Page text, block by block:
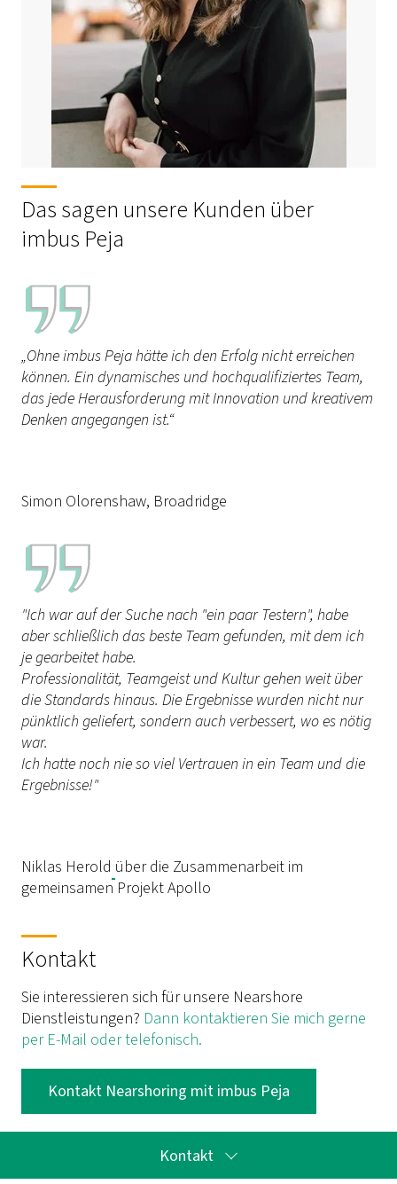
Das sagen unsere Kunden über
imbus Peja
„Ohne imbus Peja hätte ich den Erfolg nicht erreichen
können. Ein dynamisches und hochqualifiziertes Team,
das jede Herausforderung mit Innovation und kreativem
Denken angegangen ist.“
Simon Olorenshaw, Broadridge
"Ich war auf der Suche nach "ein paar Testern", habe
aber schließlich das beste Team gefunden, mit dem ich
je gearbeitet habe.
Professionalität, Teamgeist und Kultur gehen weit über
die Standards hinaus. Die Ergebnisse wurden nicht nur
pünktlich geliefert, sondern auch verbessert, wo es nötig
war.
Ich hatte noch nie so viel Vertrauen in ein Team und die
Ergebnisse!"
Niklas Herold über die Zusammenarbeit im
gemeinsamen Projekt Apollo
Kontakt
Sie interessieren sich für unsere Nearshore
Dienstleistungen? Dann kontaktieren Sie mich gerne
per E-Mail oder telefonisch.
Kontakt Nearshoring mit imbus Peja
Kontakt